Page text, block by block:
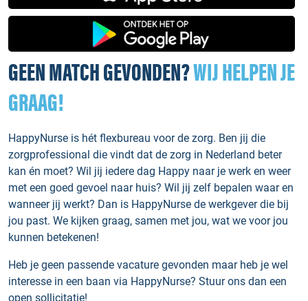
GEEN MATCH GEVONDEN?WIJ HELPEN JE
GRAAG!
HappyNurse is hét flexbureau voor de zorg. Ben jij die
zorgprofessional die vindt dat de zorg in Nederland beter
kan én moet? Wil jij iedere dag Happy naar je werk en weer
met een goed gevoel naar huis? Wil jij zelf bepalen waar en
wanneer jij werkt? Dan is HappyNurse de werkgever die bij
jou past. We kijken graag, samen met jou, wat we voor jou
kunnen betekenen!
Heb je geen passende vacature gevonden maar heb je wel
interesse in een baan via HappyNurse? Stuur ons dan een
open sollicitatie!